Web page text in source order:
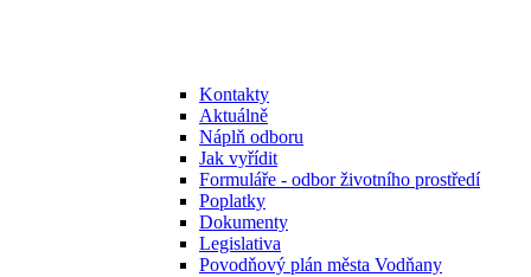
Kontakty
Aktuálně
Náplň odboru
Jak vyřídit
Formuláře - odbor životního prostředí
Poplatky
Dokumenty
Legislativa
Povodňový plán města Vodňany